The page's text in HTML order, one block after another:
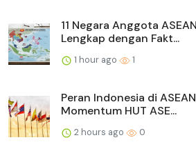
11 Negara Anggota
Lengkap dengan Fakt...
1 hour ago 1
Peran Indonesia di
Momentum HUT ASE...
2 hours ago 0